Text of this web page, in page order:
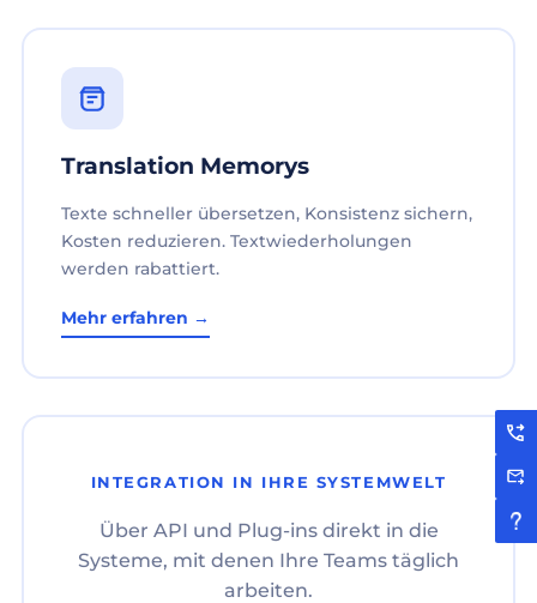
Translation Memorys
Texte schneller übersetzen, Konsistenz sichern,
Kosten reduzieren. Textwiederholungen
werden rabattiert.
Mehr erfahren →
INTEGRATION IN IHRE SYSTEMWELT
Über API und Plug-ins direkt in die
Systeme, mit denen Ihre Teams täglich
arbeiten.